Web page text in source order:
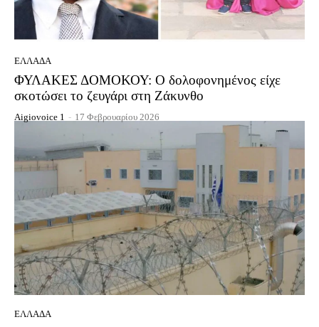
ΕΛΛΆΔΑ
ΦΥΛΑΚΕΣ ΔΟΜΟΚΟΥ: Ο δολοφονημένος είχε
σκοτώσει το ζευγάρι στη Ζάκυνθο
Aigiovoice 1 - 17 Φεβρουαρίου 2026
ΕΛΛΆΔΑ